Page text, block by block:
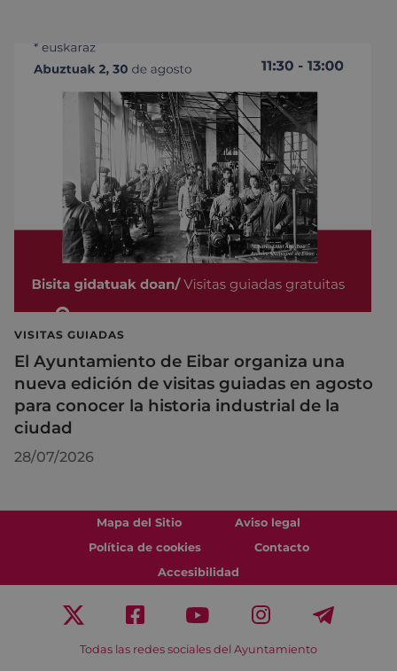
VISITAS GUIADAS
El Ayuntamiento de Eibar organiza una
nueva edición de visitas guiadas en agosto
para conocer la historia industrial de la
ciudad
28/07/2026
Mapa del Sitio
Aviso legal
Política de cookies
Contacto
Accesibilidad
Todas las redes sociales del Ayuntamiento